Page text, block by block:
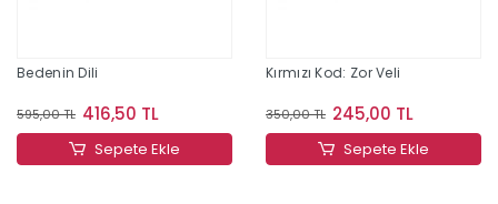
Bedenin Dili
595,00 TL 416,50 TL
Sepete Ekle
Kırmızı Kod: Zor Veli
350,00 TL 245,00 TL
Sepete Ekle